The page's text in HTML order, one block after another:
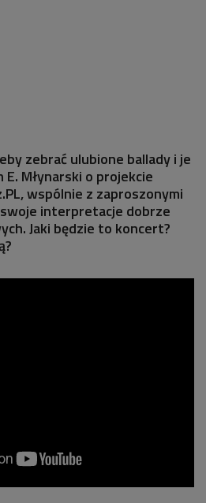
zebrać ulubione ballady i je
Młynarski o projekcie
wspólnie z zaproszonymi
interpretacje dobrze
Jaki będzie to koncert?